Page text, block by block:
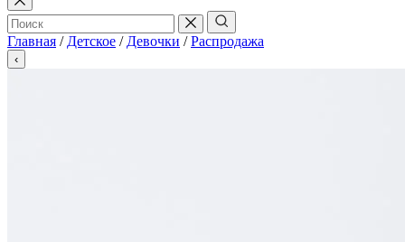
Главная / Детское / Девочки / Распродажа
‹